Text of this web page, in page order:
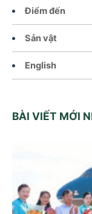
Điểm đến
Sản vật
English
BÀI VIẾT MỚI